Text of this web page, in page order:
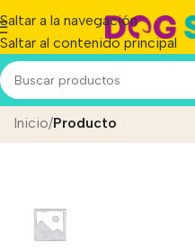
Saltar a la navegación
Saltar al contenido principal
Pet Droid
Inicio/Producto